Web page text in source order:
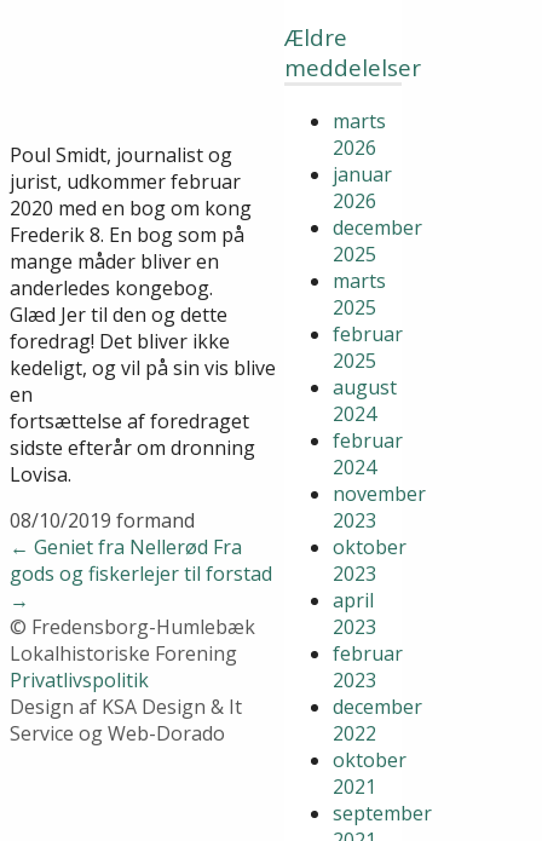
Ældre
meddelelser
marts
2026
januar
2026
december
2025
marts
2025
februar
2025
august
2024
februar
2024
november
2023
oktober
2023
april
2023
februar
2023
december
2022
oktober
2021
september
Poul Smidt, journalist og
jurist, udkommer februar
2020 med en bog om kong
Frederik 8. En bog som på
mange måder bliver en
anderledes kongebog.
Glæd Jer til den og dette
foredrag! Det bliver ikke
kedeligt, og vil på sin vis blive
en
fortsættelse af foredraget
sidste efterår om dronning
Lovisa.
08/10/2019 formand
← Geniet fra Nellerød Fra
gods og fiskerlejer til forstad
→
© Fredensborg-Humlebæk
Lokalhistoriske Forening
Privatlivspolitik
Design af KSA Design & It
Service og Web-Dorado